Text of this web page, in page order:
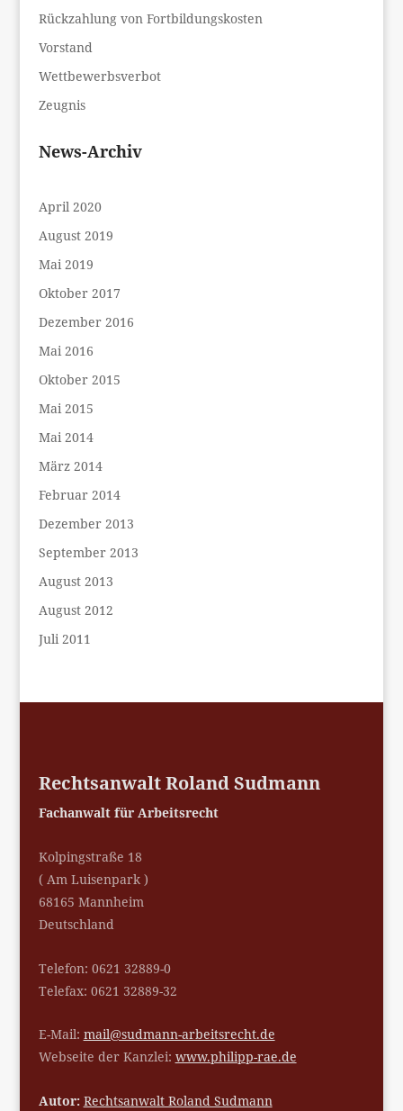
Rückzahlung von Fortbildungskosten
Vorstand
Wettbewerbsverbot
Zeugnis
News-Archiv
April 2020
August 2019
Mai 2019
Oktober 2017
Dezember 2016
Mai 2016
Oktober 2015
Mai 2015
Mai 2014
März 2014
Februar 2014
Dezember 2013
September 2013
August 2013
August 2012
Juli 2011
Rechtsanwalt Roland Sudmann
Fachanwalt für Arbeitsrecht
Kolpingstraße 18
( Am Luisenpark )
68165 Mannheim
Deutschland
Telefon: 0621 32889-0
Telefax: 0621 32889-32
E-Mail: mail@sudmann-arbeitsrecht.de
Webseite der Kanzlei: www.philipp-rae.de
Autor: Rechtsanwalt Roland Sudmann